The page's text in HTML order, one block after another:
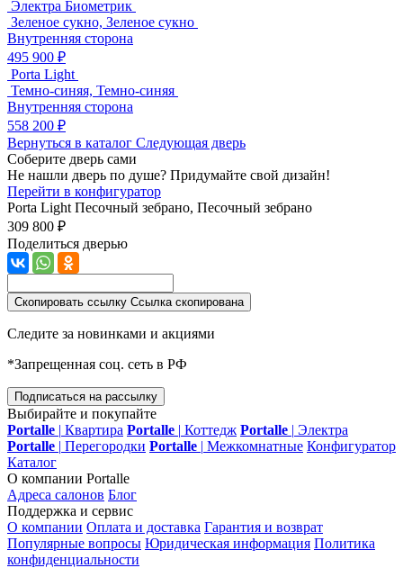
Электра Биометрик
Зеленое сукно, Зеленое сукно
Внутренняя сторона
495 900 ₽
Porta Light
Темно-синяя, Темно-синяя
Внутренняя сторона
558 200 ₽
Вернуться в каталог Следующая дверь
Соберите дверь сами
Не нашли дверь по душе? Придумайте свой дизайн!
Перейти в конфигуратор
Porta Light Песочный зебрано, Песочный зебрано
309 800 ₽
Поделиться дверью
Скопировать ссылку Ссылка скопирована
Следите за новинками и акциями
*Запрещенная соц. сеть в РФ
Подписаться на рассылку
Выбирайте и покупайте
Portalle | Квартира Portalle | Коттедж Portalle | Электра
Portalle | Перегородки Portalle | Межкомнатные Конфигуратор
Каталог
О компании Portalle
Адреса салонов Блог
Поддержка и сервис
О компании Оплата и доставка Гарантия и возврат
Популярные вопросы Юридическая информация Политика
конфиденциальности